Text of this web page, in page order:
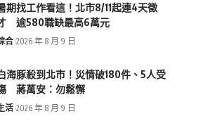
期找工作看這！北市8/11起連4天徵
逾580職缺最高6萬元
合 2026 年 8 月 9 日
海豚殺到北市！災情破180件、5人受
蔣萬安：勿鬆懈
活 2026 年 8 月 9 日